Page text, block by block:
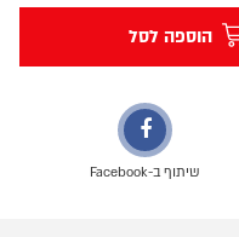
הוספה לסל
שיתוף ב-Facebook